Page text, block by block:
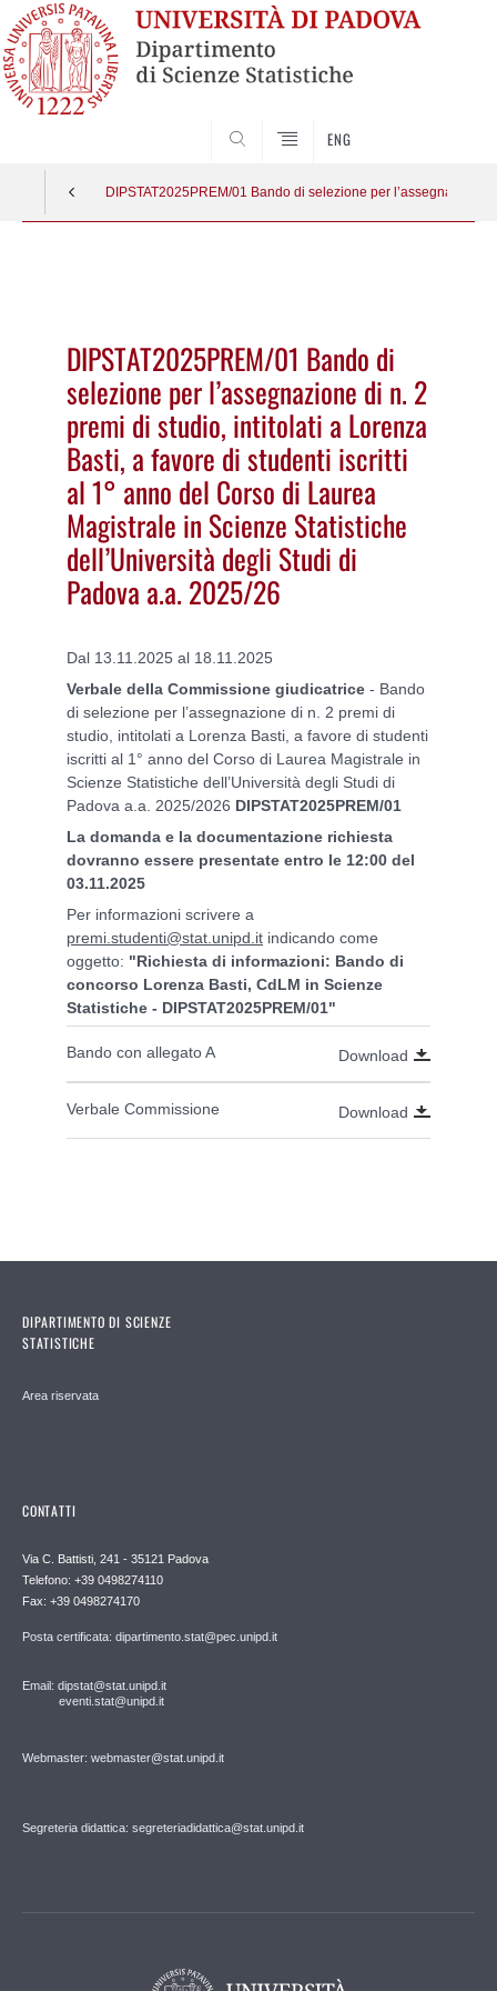
ENG
DIPSTAT2025PREM/01 Bando di selezione per
DIPSTAT2025PREM/01 Bando di
selezione per l’assegnazione di n. 2
premi di studio, intitolati a Lorenza
Basti, a favore di studenti iscritti
al 1° anno del Corso di Laurea
Magistrale in Scienze Statistiche
dell’Università degli Studi di
Padova a.a. 2025/26
Dal 13.11.2025 al 18.11.2025
Verbale della Commissione giudicatrice - Bando
di selezione per l’assegnazione di n. 2 premi di
studio, intitolati a Lorenza Basti, a favore di studenti
iscritti al 1° anno del Corso di Laurea Magistrale in
Scienze Statistiche dell’Università degli Studi di
Padova a.a. 2025/2026 DIPSTAT2025PREM/01
La domanda e la documentazione richiesta
dovranno essere presentate entro le 12:00 del
03.11.2025
Per informazioni scrivere a
premi.studenti@stat.unipd.it indicando come
oggetto: "Richiesta di informazioni: Bando di
concorso Lorenza Basti, CdLM in Scienze
Statistiche - DIPSTAT2025PREM/01"
Bando con allegato A Download
Verbale Commissione Download
DIPARTIMENTO DI SCIENZE
STATISTICHE
Area riservata
CONTATTI
Via C. Battisti, 241 - 35121 Padova
Telefono: +39 0498274110
Fax: +39 0498274170
Posta certificata: dipartimento.stat@pec.unipd.it
Email: dipstat@stat.unipd.it
eventi.stat@unipd.it
Webmaster: webmaster@stat.unipd.it
Segreteria didattica: segreteriadidattica@stat.unipd.it